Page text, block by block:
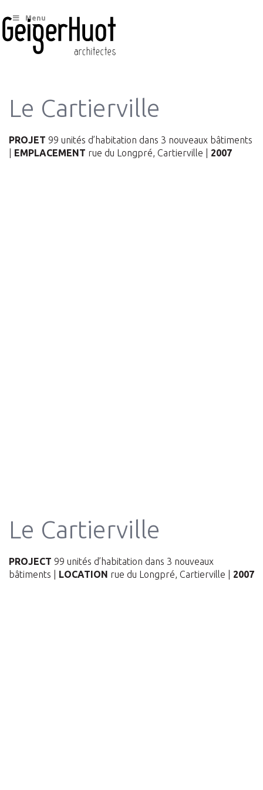
Menu
Le Cartierville
PROJET 99 unités d’habitation dans 3 nouveaux bâtiments
EMPLACEMENT rue du Longpré, Cartierville | 2007
Le Cartierville
PROJECT 99 unités d’habitation dans 3 nouveaux
bâtiments | LOCATION rue du Longpré, Cartierville | 2007